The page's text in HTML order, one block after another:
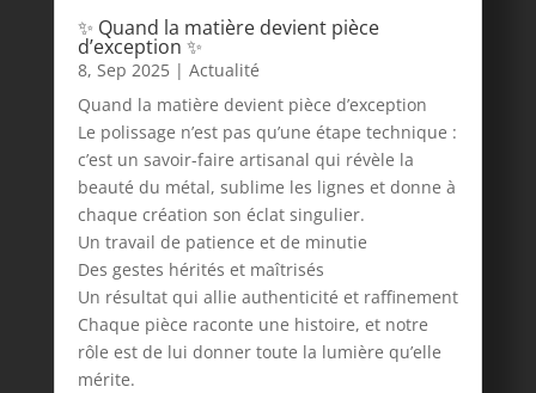
✨ Quand la matière devient pièce
d’exception ✨
8, Sep 2025| Actualité
Quand la matière devient pièce d’exception
Le polissage n’est pas qu’une étape technique :
c’est un savoir-faire artisanal qui révèle la
beauté du métal, sublime les lignes et donne à
chaque création son éclat singulier.
Un travail de patience et de minutie
Des gestes hérités et maîtrisés
Un résultat qui allie authenticité et raffinement
Chaque pièce raconte une histoire, et notre
rôle est de lui donner toute la lumière qu’elle
mérite.